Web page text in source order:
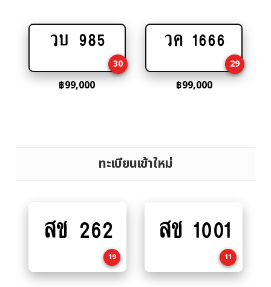
Add
cart
วบ 985
30
฿99,000
Add
cart
วค 1666
29
฿99,000
ทะเบียนเข้าใหม่
to
สช 262
19
to
สช 1001
11